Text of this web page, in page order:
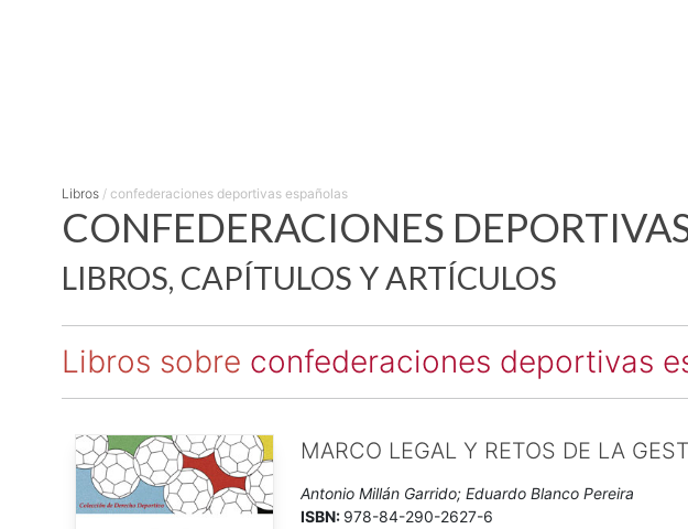
Libros / confederaciones deportivas españolas
CONFEDERACIONES
LIBROS, CAPÍTULOS Y ARTÍCULOS
Libros sobre confederaciones deportivas
MARCO LEGAL Y RETOS DE LA
Antonio Millán Garrido; Eduardo Blanco Pereira
ISBN: 978-84-290-2627-6